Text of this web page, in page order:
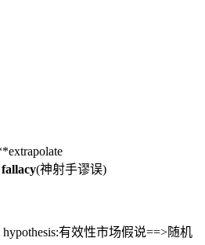
(神射手谬误)
hypothesis:有效性市场假说==>随机